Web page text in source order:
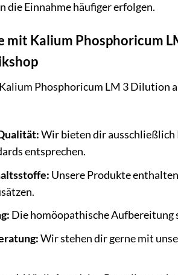
die Einnahme häufiger erfolgen.
mit Kalium Phosphoricum
Phosphoricum LM 3 Dilution
Wir bieten dir
entsprechen.
Unsere Produkte
Die homöopathische Aufbereitung
Wir stehen dir gerne mit